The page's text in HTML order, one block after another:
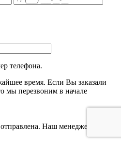
телефона.
время. Если Вы заказали
мы перезвоним в начале
Наш менеджер с Вами